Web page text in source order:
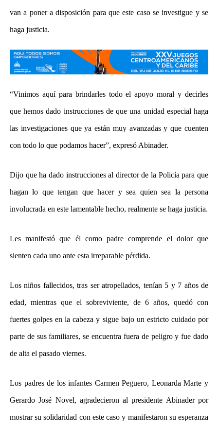
van a poner a disposición para que este caso se investigue y se
haga justicia.
“Vinimos aquí para brindarles todo el apoyo moral y decirles
que hemos dado instrucciones de que una unidad especial haga
las investigaciones que ya están muy avanzadas y que cuenten
con todo lo que podamos hacer”, expresó Abinader.
Dijo que ha dado instrucciones al director de la Policía para que
hagan lo que tengan que hacer y sea quien sea la persona
involucrada en este lamentable hecho, realmente se haga justicia.
Les manifestó que él como padre comprende el dolor que
sienten cada uno ante esta irreparable pérdida.
Los niños fallecidos, tras ser atropellados, tenían 5 y 7 años de
edad, mientras que el sobreviviente, de 6 años, quedó con
fuertes golpes en la cabeza y sigue bajo un estricto cuidado por
parte de sus familiares, se encuentra fuera de peligro y fue dado
de alta el pasado viernes.
Los padres de los infantes Carmen Peguero, Leonarda Marte y
Gerardo José Novel, agradecieron al presidente Abinader por
mostrar su solidaridad con este caso y manifestaron su esperanza